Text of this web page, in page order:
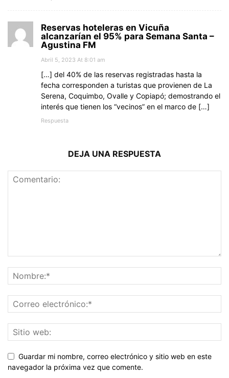
Reservas hoteleras en Vicuña
alcanzarían el 95% para Semana Santa –
Agustina FM
Abril 5, 2023 At 8:01 am
[…] del 40% de las reservas registradas hasta la
fecha corresponden a turistas que provienen de La
Serena, Coquimbo, Ovalle y Copiapó; demostrando el
interés que tienen los “vecinos” en el marco de […]
Respuesta
DEJA UNA RESPUESTA
Guardar mi nombre, correo electrónico y sitio web en este
navegador la próxima vez que comente.